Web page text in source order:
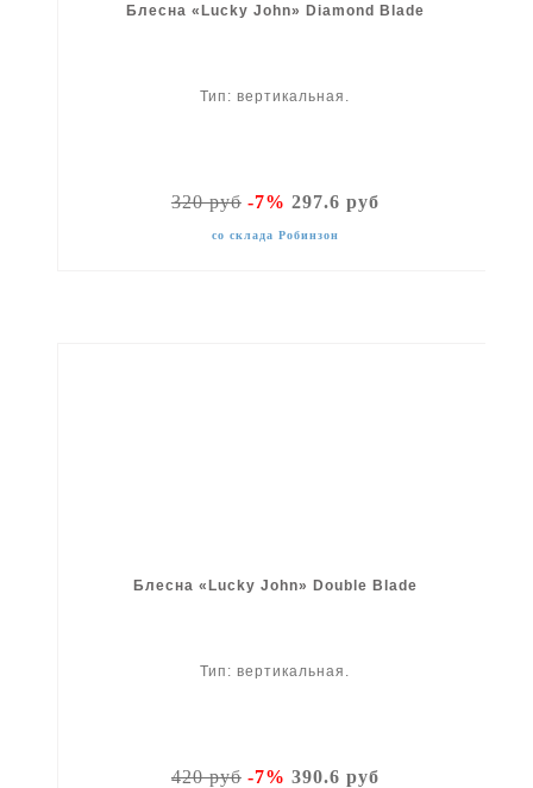
Блесна «Lucky John» Diamond Blade
Тип: вертикальная.
320 руб-7% 297.6 руб
со склада Робинзон
Блесна «Lucky John» Double Blade
Тип: вертикальная.
420 руб-7% 390.6 руб